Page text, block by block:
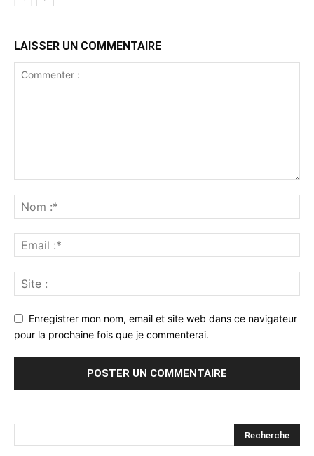
LAISSER UN COMMENTAIRE
Enregistrer mon nom, email et site web dans ce navigateur
pour la prochaine fois que je commenterai.